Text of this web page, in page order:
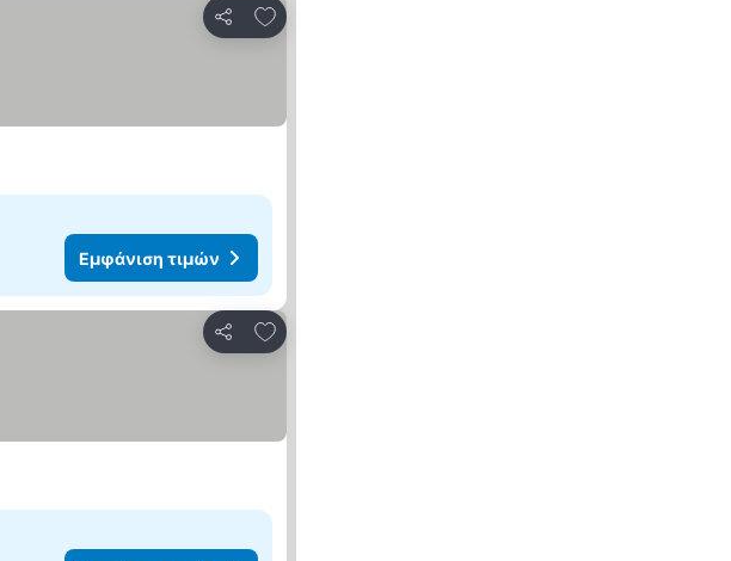
Κοινοποίηση
Προσθήκη στα αγαπημένα
Εμφάνιση τιμών
Κοινοποίηση
Προσθήκη στα αγαπημένα